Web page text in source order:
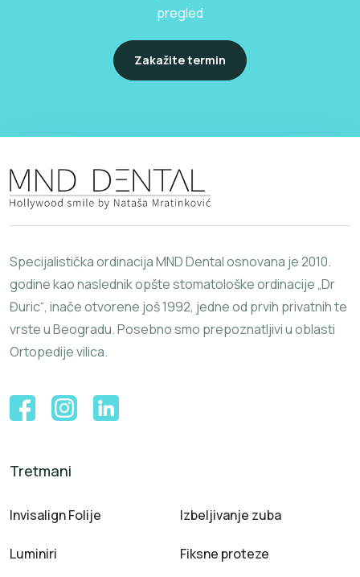
pregled
Zakažite termin
Specijalistička ordinacija MND Dental osnovana je 2010.
godine kao naslednik opšte stomatološke ordinacije „Dr
Đuric“, inače otvorene još 1992, jedne od prvih privatnih te
vrste u Beogradu. Posebno smo prepoznatljivi u oblasti
Ortopedije vilica.
Tretmani
Invisalign Folije Izbeljivanje zuba
Luminiri Fiksne proteze